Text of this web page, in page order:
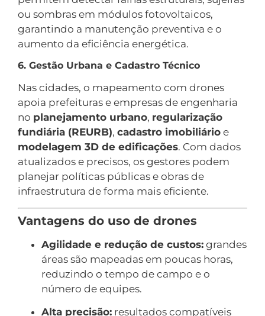
ou sombras em módulos fotovoltaicos,
garantindo a manutenção preventiva e o
aumento da eficiência energética.
6. Gestão Urbana e Cadastro Técnico
Nas cidades, o mapeamento com drones
apoia prefeituras e empresas de engenharia
no planejamento urbano, regularização
fundiária (REURB), cadastro imobiliário e
modelagem 3D de edificações. Com dados
atualizados e precisos, os gestores podem
planejar políticas públicas e obras de
infraestrutura de forma mais eficiente.
Vantagens do uso de drones
Agilidade e redução de custos: grandes
áreas são mapeadas em poucas horas,
reduzindo o tempo de campo e o
número de equipes.
Alta precisão: resultados compatíveis